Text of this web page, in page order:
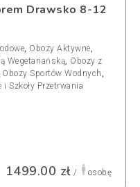
Drawsko 8-12
, Obozy Aktywne,
Wegetariańską, Obozy z
Obozy Sportów Wodnych ,
Szkoły Przetrwania
1499.00 zł / osobę